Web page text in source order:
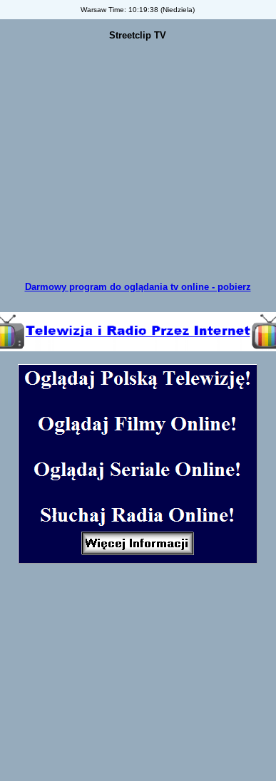
Warsaw Time: 10:19:39 (Niedziela)
Streetclip TV
Darmowy program do oglądania tv online - pobierz